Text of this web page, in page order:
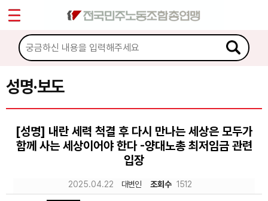
성명·보도
[성명] 내란 세력 척결 후 다시 만나는 세상은 모두가
함께 사는 세상이어야 한다 -양대노총 최저임금 관련
입장
2025.04.22 대변인 조회수 1512
마이페이지
소개
소식
공지사항
성명·보도
노동상담
Sketchbook5, 스케치북5
Sketchbook5, 스케치북5